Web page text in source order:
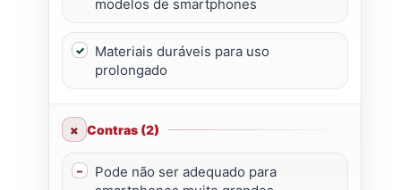
modelos de smartphones
Materiais duráveis para uso
prolongado
Contras (2)
Pode não ser adequado para